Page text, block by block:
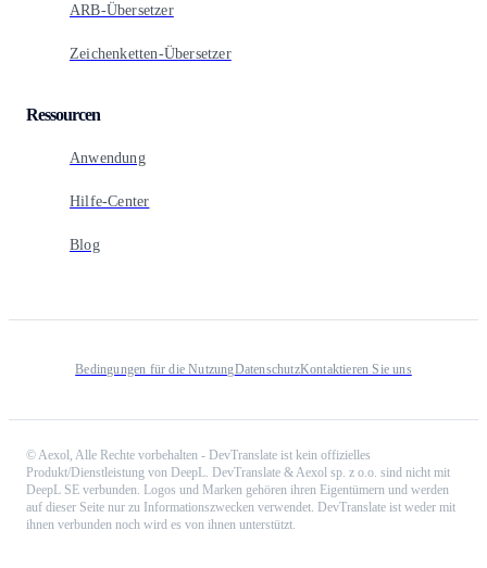
ARB-Übersetzer
Zeichenketten-Übersetzer
Ressourcen
Anwendung
Hilfe-Center
Blog
Bedingungen für die NutzungDatenschutzKontaktieren Sie uns
©Aexol, Alle Rechte vorbehalten - DevTranslate ist kein offizielles
Produkt/Dienstleistung von DeepL. DevTranslate & Aexol sp. z o.o. sind nicht mit
DeepL SE verbunden. Logos und Marken gehören ihren Eigentümern und werden
auf dieser Seite nur zu Informationszwecken verwendet. DevTranslate ist weder mit
ihnen verbunden noch wird es von ihnen unterstützt.